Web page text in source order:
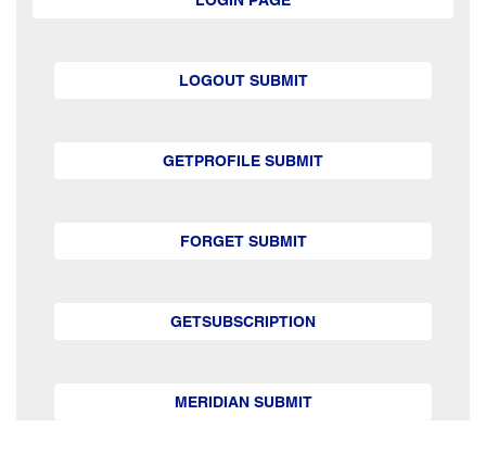
LOGOUT SUBMIT
GETPROFILE SUBMIT
FORGET SUBMIT
GETSUBSCRIPTION
MERIDIAN SUBMIT